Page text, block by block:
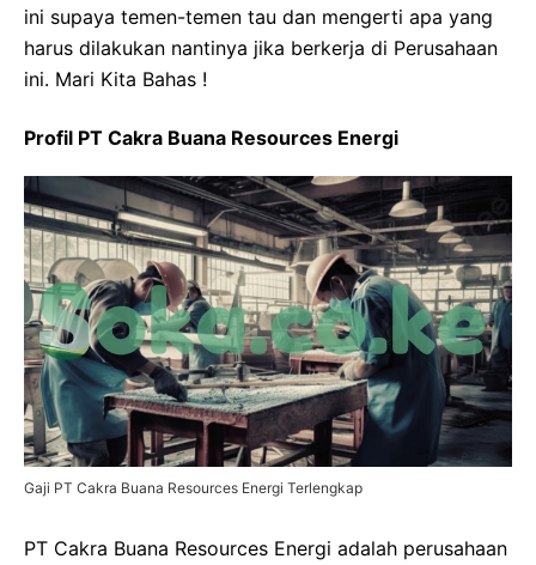
ini supaya temen-temen tau dan mengerti apa yang
harus dilakukan nantinya jika berkerja di Perusahaan
ini. Mari Kita Bahas !
Profil PT Cakra Buana Resources Energi
Gaji PT Cakra Buana Resources Energi Terlengkap
PT Cakra Buana Resources Energi adalah perusahaan